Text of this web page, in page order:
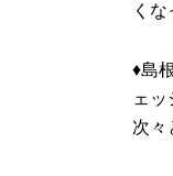
く
♦島
ェ
次々